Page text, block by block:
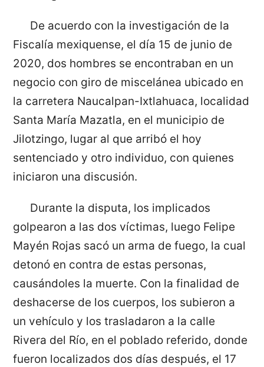
De acuerdo con la investigación de la
Fiscalía mexiquense, el día 15 de junio de
2020, dos hombres se encontraban en un
negocio con giro de miscelánea ubicado en
la carretera Naucalpan-Ixtlahuaca, localidad
Santa María Mazatla, en el municipio de
Jilotzingo, lugar al que arribó el hoy
sentenciado y otro individuo, con quienes
iniciaron una discusión.
Durante la disputa, los implicados
golpearon a las dos víctimas, luego Felipe
Mayén Rojas sacó un arma de fuego, la cual
detonó en contra de estas personas,
causándoles la muerte. Con la finalidad de
deshacerse de los cuerpos, los subieron a
un vehículo y los trasladaron a la calle
Rivera del Río, en el poblado referido, donde
fueron localizados dos días después, el 17